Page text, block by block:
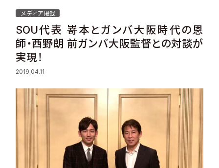
Investor Relations
Sustainability
Recruit
Contact
© Valuence Holdings Inc.
メディア掲載
SOU代表 嵜本とガンバ大阪時代の恩
師・西野朗 前ガンバ大阪監督との対談が
実現！
2019.04.11